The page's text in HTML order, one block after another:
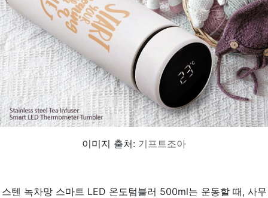
이미지 출처: 기프트조아
스텐 녹차망 스마트 LED 온도텀블러 500ml는 운동할 때, 사무